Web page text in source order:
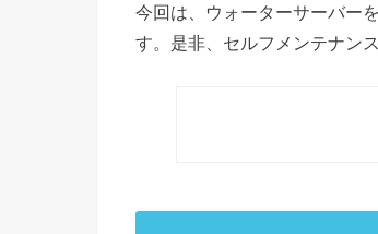
今回は、ウォーターサーバー
す。是非、セルフメンテナン